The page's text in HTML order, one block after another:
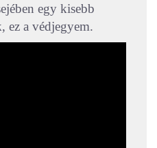
egy kisebb
ez a védjegyem.